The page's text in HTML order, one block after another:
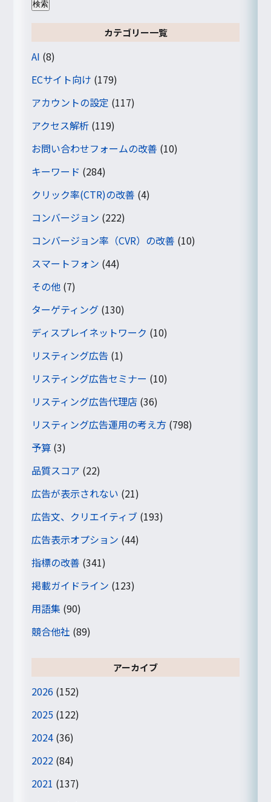
カテゴリー一覧
AI (8)
ECサイト向け (179)
アカウントの設定 (117)
アクセス解析 (119)
お問い合わせフォームの改善 (10)
キーワード (284)
クリック率(CTR)の改善 (4)
コンバージョン (222)
コンバージョン率（CVR）の改善 (10)
スマートフォン (44)
その他 (7)
ターゲティング (130)
ディスプレイネットワーク (10)
リスティング広告 (1)
リスティング広告セミナー (10)
リスティング広告代理店 (36)
リスティング広告運用の考え方 (798)
予算 (3)
品質スコア (22)
広告が表示されない (21)
広告文、クリエイティブ (193)
広告表示オプション (44)
指標の改善 (341)
掲載ガイドライン (123)
用語集 (90)
競合他社 (89)
アーカイブ
2026 (152)
2025 (122)
2024 (36)
2022 (84)
2021 (137)